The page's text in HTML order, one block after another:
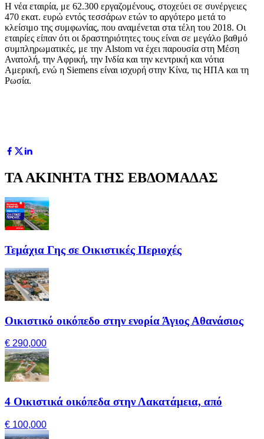
Η νέα εταιρία, με 62.300 εργαζομένους, στοχεύει σε συνέργειες
470 εκατ. ευρώ εντός τεσσάρων ετών το αργότερο μετά το
κλείσιμο της συμφωνίας, που αναμένεται στα τέλη του 2018. Οι
εταιρίες είπαν ότι οι δραστηριότητες τους είναι σε μεγάλο βαθμό
συμπληρωματικές, με την Alstom να έχει παρουσία στη Μέση
Ανατολή, την Αφρική, την Ινδία και την κεντρική και νότια
Αμερική, ενώ η Siemens είναι ισχυρή στην Κίνα, τις ΗΠΑ και τη
Ρωσία.
ΤΑ ΑΚΙΝΗΤΑ ΤΗΣ ΕΒΔΟΜΑΔΑΣ
Τεμάχια Γης σε Οικιστικές Περιοχές
Οικιστικό οικόπεδο στην ενορία Άγιος Αθανάσιος
€ 290,000
4 Οικιστικά οικόπεδα στην Λακατάμεια, από
€ 100,000